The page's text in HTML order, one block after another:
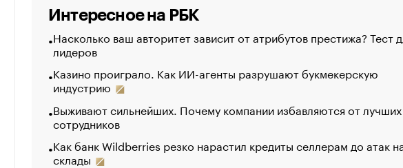
Интересное на РБК
Насколько ваш авторитет зависит от атрибутов престижа? Тест
лидеров
Казино проиграло. Как ИИ-агенты разрушают букмекерскую
индустрию
Выживают сильнейших. Почему компании избавляются от лучших
сотрудников
Как банк Wildberries резко нарастил кредиты селлерам до атак
склады